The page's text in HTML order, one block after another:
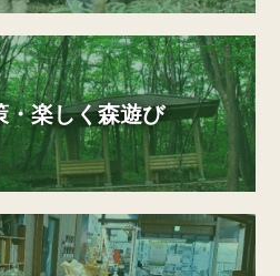
・楽しく森遊び